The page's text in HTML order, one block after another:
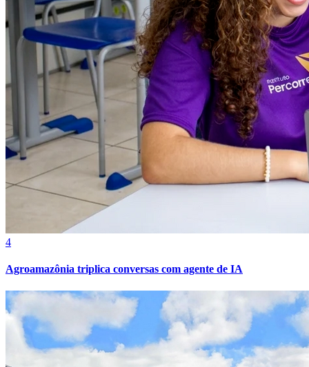
Fortaleza
4
Agroamazônia triplica conversas com agente de IA